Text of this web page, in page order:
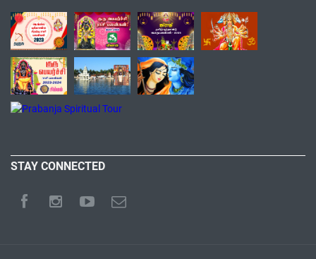
STAY CONNECTED